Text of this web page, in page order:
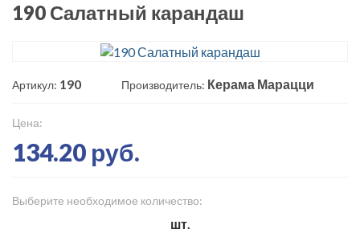
190 Салатный карандаш
Артикул: 190 Производитель: Керама Марацци
Цена:
134.20 руб.
Выберите необходимое количество:
шт.